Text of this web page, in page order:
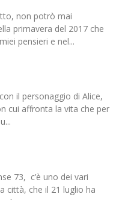
non potrò mai
primavera del 2017 che
pensieri e nel...
il personaggio di Alice,
cui affronta la vita che per
73, c’è uno dei vari
città, che il 21 luglio ha